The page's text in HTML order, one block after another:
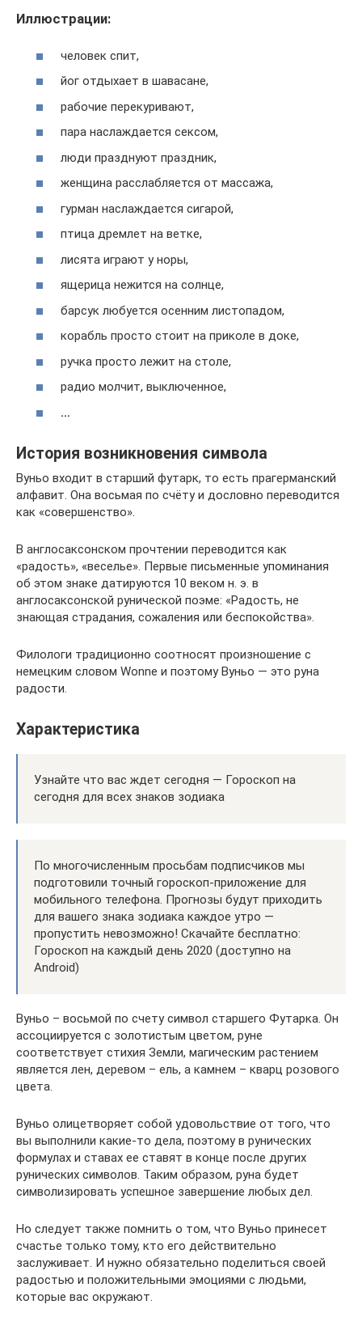
Иллюстрации:
человек спит,
йог отдыхает в шавасане,
рабочие перекуривают,
пара наслаждается сексом,
люди празднуют праздник,
женщина расслабляется от массажа,
гурман наслаждается сигарой,
птица дремлет на ветке,
лисята играют у норы,
ящерица нежится на солнце,
барсук любуется осенним листопадом,
корабль просто стоит на приколе в доке,
ручка просто лежит на столе,
радио молчит, выключенное,
…
История возникновения символа
Вуньо входит в старший футарк, то есть прагерманский
алфавит. Она восьмая по счёту и дословно переводится
как «совершенство».
В англосаксонском прочтении переводится как
«радость», «веселье». Первые письменные упоминания
об этом знаке датируются 10 веком н. э. в
англосаксонской рунической поэме: «Радость, не
знающая страдания, сожаления или беспокойства».
Филологи традиционно соотносят произношение с
немецким словом Wonne и поэтому Вуньо — это руна
радости.
Характеристика
Узнайте что вас ждет сегодня — Гороскоп на
сегодня для всех знаков зодиака
По многочисленным просьбам подписчиков мы
подготовили точный гороскоп-приложение для
мобильного телефона. Прогнозы будут приходить
для вашего знака зодиака каждое утро —
пропустить невозможно! Скачайте бесплатно:
Гороскоп на каждый день 2020 (доступно на
Android)
Вуньо – восьмой по счету символ старшего Футарка. Он
ассоциируется с золотистым цветом, руне
соответствует стихия Земли, магическим растением
является лен, деревом – ель, а камнем – кварц розового
цвета.
Вуньо олицетворяет собой удовольствие от того, что
вы выполнили какие-то дела, поэтому в рунических
формулах и ставах ее ставят в конце после других
рунических символов. Таким образом, руна будет
символизировать успешное завершение любых дел.
Но следует также помнить о том, что Вуньо принесет
счастье только тому, кто его действительно
заслуживает. И нужно обязательно поделиться своей
радостью и положительными эмоциями с людьми,
которые вас окружают.